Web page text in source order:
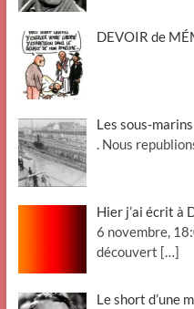
DEVOIR de
Les sous-
. Nous
Hier j’ai écrit à
6 novembre,
découvert […]
Le short d’une